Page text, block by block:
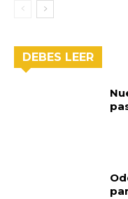
DEBES LEER